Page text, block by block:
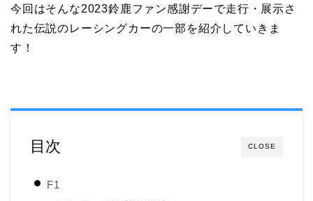
今回はそんな2023鈴鹿ファン感謝デーで走行・展示さ
れた伝説のレーシングカーの一部を紹介していきま
す！
CLOSE
目次
F1